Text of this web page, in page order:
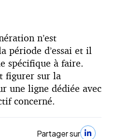
n’est
période d’essai et il
spécifique à faire.
figurer sur la
une ligne dédiée avec
concerné.
Partager sur